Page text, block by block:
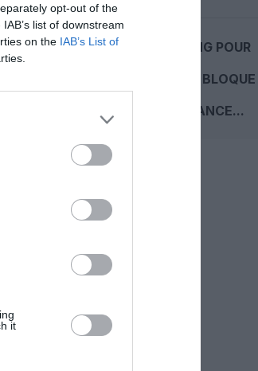
opt-out of the
list of downstream
on the IAB’s List of
it
200 BOEING POUR
L’ACCORD BLOQUE
MAINTENANCE...